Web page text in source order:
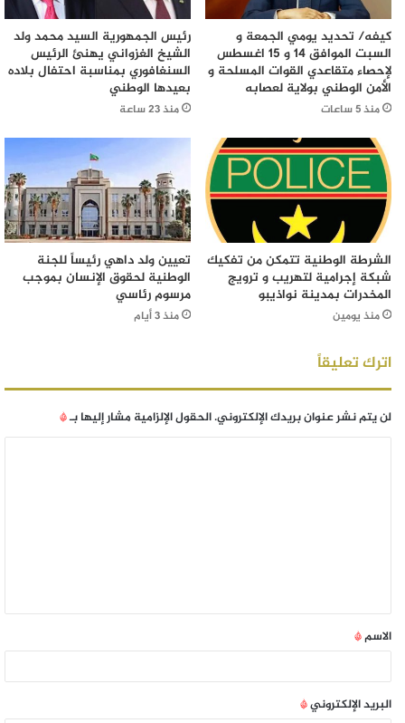
كيفه/ تحديد يومي الجمعة و
السبت الموافق 14 و 15 اغسطس
لإحصاء متقاعدي القوات المسلحة و
الأمن الوطني بولاية لعصابه
منذ 5 ساعات
رئيس الجمهورية السيد محمد ولد
الشيخ الغزواني يهنئ الرئيس
السنغافوري بمناسبة احتفال بلاده
بعيدها الوطني
منذ 23 ساعة
الشرطة الوطنية تتمكن من تفكيك
شبكة إجرامية لتهريب و ترويج
المخدرات بمدينة نواذيبو
منذ يومين
تعيين ولد داهي رئيساً للجنة
الوطنية لحقوق الإنسان بموجب
مرسوم رئاسي
منذ 3 أيام
اترك تعليقاً
لن يتم نشر عنوان بريدك الإلكتروني.الحقول الإلزامية مشار إليها بـ*
الاسم*
البريد الإلكتروني*